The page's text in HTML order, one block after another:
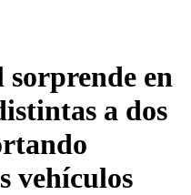
en
a dos
vehículos